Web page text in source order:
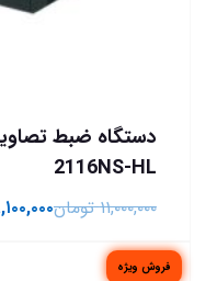
2116NS-HL
۱۱,۰۰۰,۰۰۰ تومان
فروش ویژه